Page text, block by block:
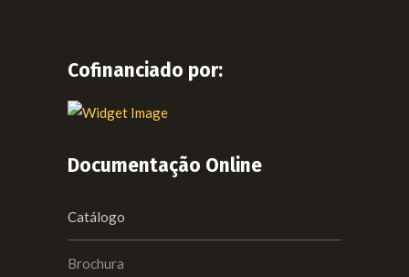
Cofinanciado por:
Documentação Online
Catálogo
Brochura